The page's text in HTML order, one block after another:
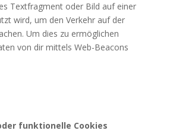
Textfragment oder Bild auf einer
wird, um den Verkehr auf der
Um dies zu ermöglichen
von dir mittels Web-Beacons
funktionelle Cookies